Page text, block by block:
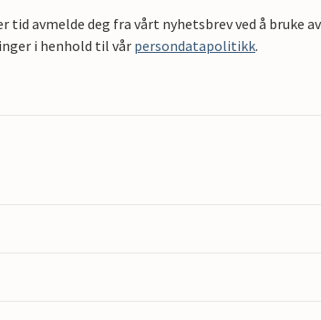
tid avmelde deg fra vårt nyhetsbrev ved å bruke
i henhold til vår persondatapolitikk.